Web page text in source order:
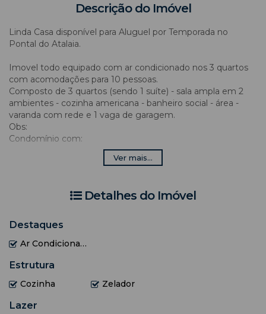
Descrição do Imóvel
Linda Casa disponível para Aluguel por Temporada no
Pontal do Atalaia.
Imovel todo equipado com ar condicionado nos 3 quartos
com acomodações para 10 pessoas.
Composto de 3 quartos (sendo 1 suíte) - sala ampla em 2
ambientes - cozinha americana - banheiro social - área -
varanda com rede e 1 vaga de garagem.
Obs:
Condomínio com:
- Piscina e quadra de esportes
Ver mais...
Detalhes do Imóvel
Destaques
Ar Condicionado
Estrutura
Cozinha Zelador
Lazer